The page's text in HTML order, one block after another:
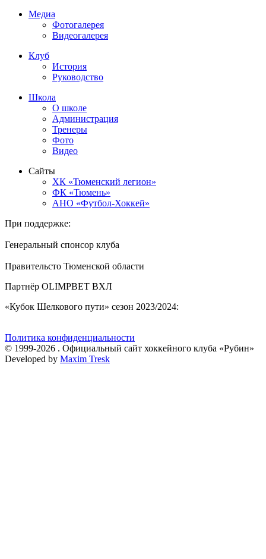
Медиа
Фотогалерея
Видеогалерея
Клуб
История
Руководство
Школа
О школе
Администрация
Тренеры
Фото
Видео
Сайты
ХК «Тюменский легион»
ФК «Тюмень»
АНО «Футбол-Хоккей»
При поддержке:
Генеральный спонсор клуба
Правительсто Тюменской области
Партнёр OLIMPBET ВХЛ
«Кубок Шелкового пути» сезон 2023/2024:
Политика конфиденциальности
© 1999-2026 . Официальный сайт хоккейного клуба «Рубин»
Developed by Maxim Tresk